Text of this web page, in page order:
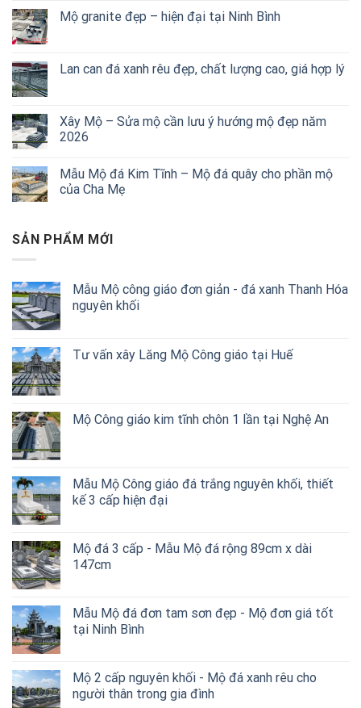
Mộ granite đẹp – hiện đại tại Ninh Bình
Lan can đá xanh rêu đẹp, chất lượng cao, giá hợp lý
Xây Mộ – Sửa mộ cần lưu ý hướng mộ đẹp năm
2026
Mẫu Mộ đá Kim Tĩnh – Mộ đá quây cho phần mộ
của Cha Mẹ
SẢN PHẨM MỚI
Mẫu Mộ công giáo đơn giản - đá xanh Thanh Hóa
nguyên khối
Tư vấn xây Lăng Mộ Công giáo tại Huế
Mộ Công giáo kim tĩnh chôn 1 lần tại Nghệ An
Mẫu Mộ Công giáo đá trắng nguyên khối, thiết
kế 3 cấp hiện đại
Mộ đá 3 cấp - Mẫu Mộ đá rộng 89cm x dài
147cm
Mẫu Mộ đá đơn tam sơn đẹp - Mộ đơn giá tốt
tại Ninh Bình
Mộ 2 cấp nguyên khối - Mộ đá xanh rêu cho
người thân trong gia đình